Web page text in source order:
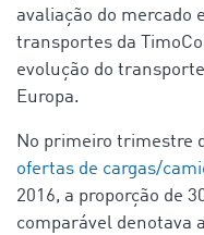
avaliação do mercado
transportes da
evolução do
Europa.
No primeiro trimestre
ofertas de cargas/
2016, a proporção de
comparável denotava